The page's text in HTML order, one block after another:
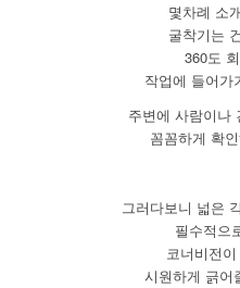
몇차례 소
굴착기는
360도
작업에 들어가
주변에 사람이나
꼼꼼하게 확
그러다보니 넓은
필수적으
코너비전
시원하게 긁어